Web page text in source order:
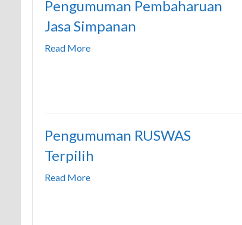
Pengumuman Pembaharuan
Jasa Simpanan
Read More
Pengumuman RUSWAS
Terpilih
Read More